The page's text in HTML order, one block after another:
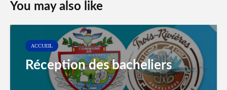
You may also like
ACCUEIL
Réception des bacheliers